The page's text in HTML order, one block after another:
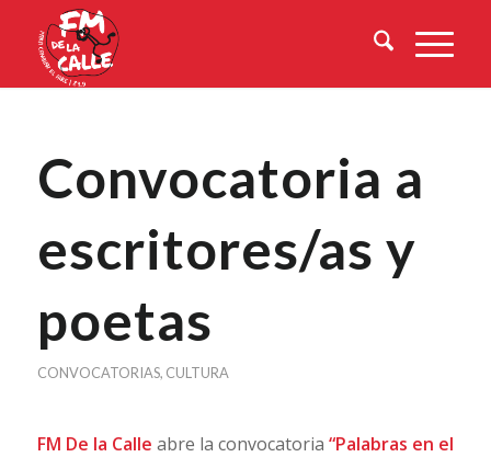
Convocatoria a
escritores/as y
poetas
CONVOCATORIAS, CULTURA
FM De la Calle abre la convocatoria“Palabras en el